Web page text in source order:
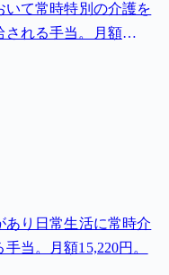
いて常時特別の介護を
される手当。月額
あり日常生活に常時介
当。月額15,220円。